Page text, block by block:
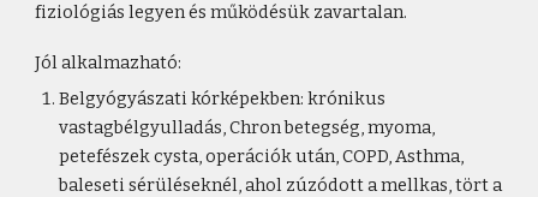
fiziológiás legyen és működésük zavartalan.
Jól alkalmazható:
Belgyógyászati kórképekben: krónikus
vastagbélgyulladás, Chron betegség, myoma,
petefészek cysta, operációk után, COPD, Asthma,
baleseti sérüléseknél, ahol zúzódott a mellkas, tört a